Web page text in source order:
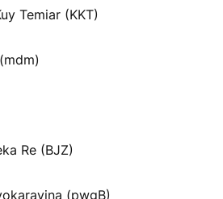
Temiar (KKT)
Re (BJZ)
(pwgB)